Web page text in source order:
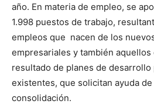
año. En materia de empleo, se
1.998 puestos de trabajo,
empleos que nacen de los
empresariales y también
resultado de planes de desarrollo
existentes, que solicitan ayuda de
consolidación.